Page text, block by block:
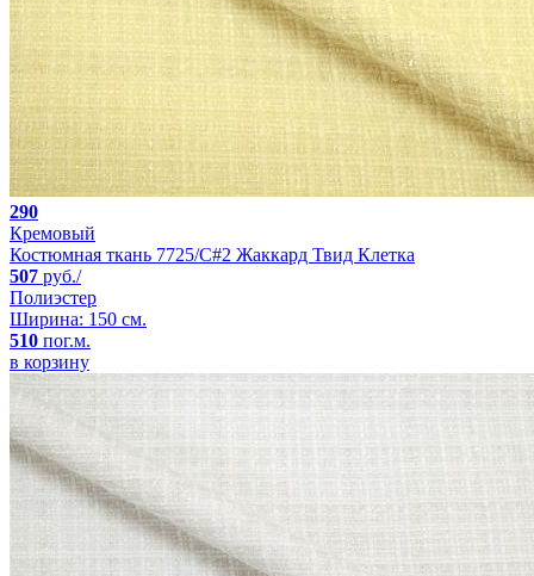
290
Кремовый
Костюмная ткань 7725/C#2 Жаккард Твид Клетка
507 руб./
Полиэстер
Ширина: 150 см.
510 пог.м.
в корзину